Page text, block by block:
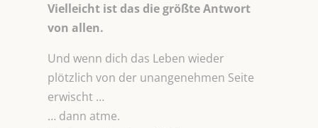
Vielleicht ist das die größte Antwort
von allen.
Und wenn dich das Leben wieder
plötzlich von der unangenehmen Seite
erwischt …
… dann atme.